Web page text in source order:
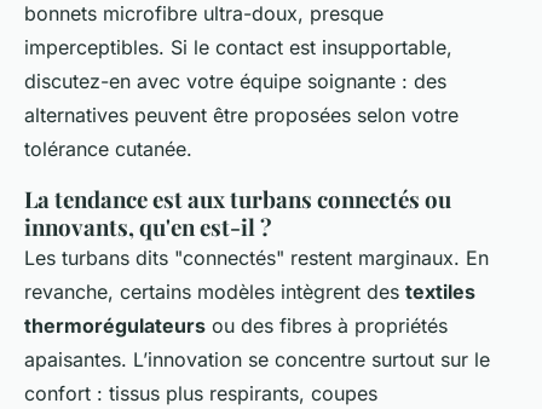
bonnets microfibre ultra-doux, presque
imperceptibles. Si le contact est insupportable,
discutez-en avec votre équipe soignante : des
alternatives peuvent être proposées selon votre
tolérance cutanée.
La tendance est aux turbans connectés ou
innovants, qu'en est-il ?
Les turbans dits "connectés" restent marginaux. En
revanche, certains modèles intègrent des textiles
thermorégulateurs ou des fibres à propriétés
apaisantes. L’innovation se concentre surtout sur le
confort : tissus plus respirants, coupes